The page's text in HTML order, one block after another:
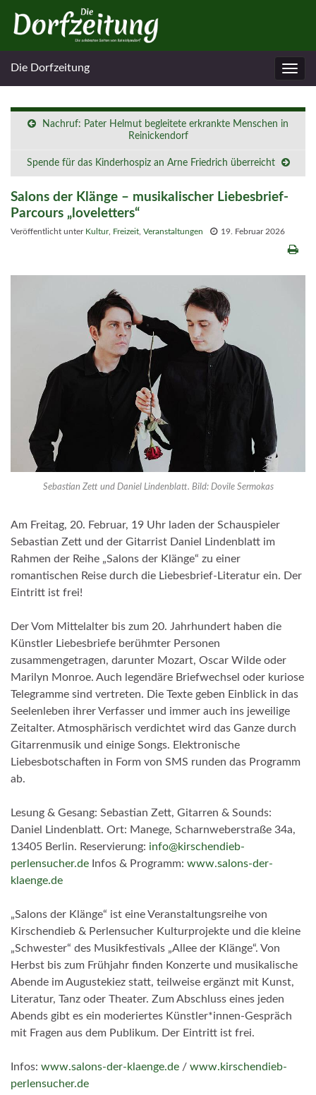
Die Dorfzeitung
Nachruf: Pater Helmut begleitete erkrankte Menschen in
Reinickendorf
Spende für das Kinderhospiz an Arne Friedrich überreicht
Salons der Klänge – musikalischer Liebesbrief-
Parcours „loveletters“
Veröffentlicht unter Kultur, Freizeit Veranstaltungen 19. Februar 2026
Sebastian Zett und Daniel Lindenblatt. Bild: Dovile Sermokas
Am Freitag, 20. Februar, 19 Uhr laden der Schauspieler
Sebastian Zett und der Gitarrist Daniel Lindenblatt im
Rahmen der Reihe „Salons der Klänge“ zu einer
romantischen Reise durch die Liebesbrief-Literatur ein. Der
Eintritt ist frei!
Der Vom Mittelalter bis zum 20. Jahrhundert haben die
Künstler Liebesbriefe berühmter Personen
zusammengetragen, darunter Mozart, Oscar Wilde oder
Marilyn Monroe. Auch legendäre Briefwechsel oder kuriose
Telegramme sind vertreten. Die Texte geben Einblick in das
Seelenleben ihrer Verfasser und immer auch ins jeweilige
Zeitalter. Atmosphärisch verdichtet wird das Ganze durch
Gitarrenmusik und einige Songs. Elektronische
Liebesbotschaften in Form von SMS runden das Programm
ab.
Lesung & Gesang: Sebastian Zett, Gitarren & Sounds:
Daniel Lindenblatt. Ort: Manege, Scharnweberstraße 34a,
13405 Berlin. Reservierung: info@kirschendieb-
perlensucher.de Infos & Programm: www.salons-der-
klaenge.de
„Salons der Klänge“ ist eine Veranstaltungsreihe von
Kirschendieb & Perlensucher Kulturprojekte und die kleine
„Schwester“ des Musikfestivals „Allee der Klänge“. Von
Herbst bis zum Frühjahr finden Konzerte und musikalische
Abende im Augustekiez statt, teilweise ergänzt mit Kunst,
Literatur, Tanz oder Theater. Zum Abschluss eines jeden
Abends gibt es ein moderiertes Künstler*innen-Gespräch
mit Fragen aus dem Publikum. Der Eintritt ist frei.
Infos: www.salons-der-klaenge.de / www.kirschendieb-
perlensucher.de